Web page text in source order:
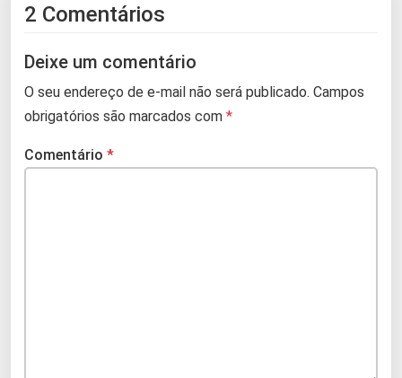
2 Comentários
Deixe um comentário
O seu endereço de e-mail não será publicado. Campos
obrigatórios são marcados com *
Comentário *